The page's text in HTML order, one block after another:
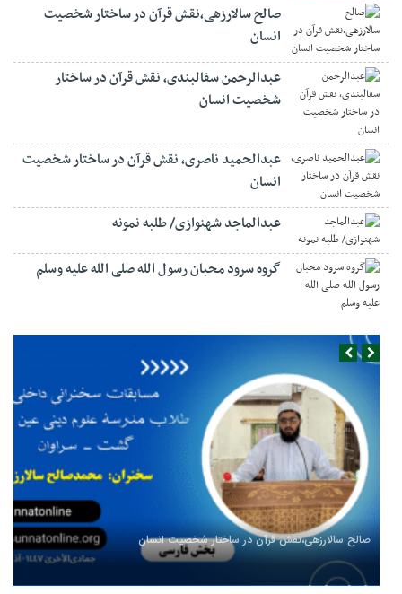
صالح سالارزهی،‌نقش قرآن در ساختار شخصیت
انسان
عبدالرحمن سفالبندی، نقش قرآن در ساختار
شخصیت انسان
عبدالحمید ناصری، نقش قرآن در ساختار شخصیت
انسان
عبدالماجد شهنوازی/ طلبه نمونه
گروه سرود محبان رسول الله صلی الله علیه وسلم
صالح سالارزهی،‌نقش قرآن در ساختار شخصیت انسان